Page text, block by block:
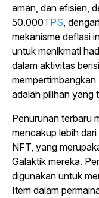
aman, dan efisien,
50.000TPS,
mekanisme deflasi
untuk menikmati
dalam aktivitas
adalah pilihan yang
Penurunan terbaru
mencakup lebih
NFT, yang
Galaktik mereka.
digunakan untuk
Item dalam